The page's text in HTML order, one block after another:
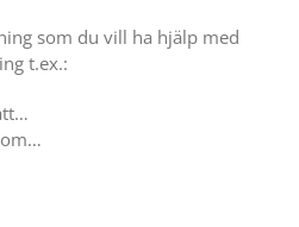
som du vill ha hjälp med
t.ex.: